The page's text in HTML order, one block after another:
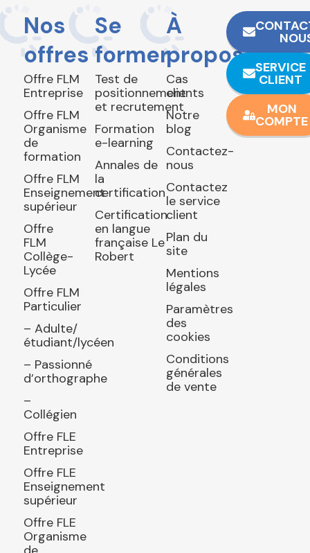
Nos
offres
Offre FLM
Entreprise
Offre FLM
Organisme
de
formation
Offre FLM
Enseignement
supérieur
Offre
FLM
Collège-
Lycée
Offre FLM
Particulier
– Adulte/
étudiant/lycéen
– Passionné
d’orthographe
–
Collégien
Offre FLE
Entreprise
Offre FLE
Enseignement
supérieur
Offre FLE
Organisme
Se
former
Test de
positionnement
et recrutement
Formation
e-learning
Annales de
la
certification
Certification
en langue
française Le
Robert
À
propos
Cas
clients
Notre
blog
Contactez-
nous
Contactez
le service
client
Plan du
site
Mentions
légales
Paramètres
des
cookies
Conditions
générales
de vente
SERVICE
CLIENT
MON
COMPTE